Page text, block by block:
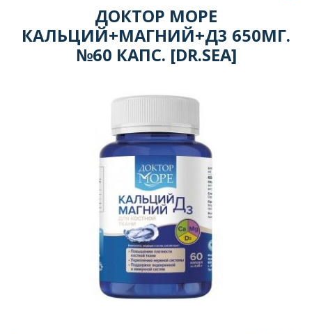
ДОКТОР МОРЕ
КАЛЬЦИЙ+МАГНИЙ+Д3 650МГ.
№60 КАПС. [DR.SEA]